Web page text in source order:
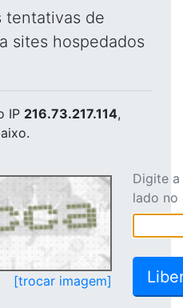
tentativas de
sites hospedados
IP 216.73.217.114,
[trocar imagem]
Digite
lado no